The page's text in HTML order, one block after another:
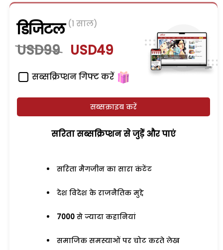
डिजिटल (1 साल)
USD99 USD49
सब्सक्रिप्शन गिफ्ट करें
सब्सक्राइब करें
सरिता सब्सक्रिप्शन से जुड़ेें और पाएं
सरिता मैगजीन का सारा कंटेंट
देश विदेश के राजनैतिक मुद्दे
7000 से ज्यादा कहानियां
समाजिक समस्याओं पर चोट करते लेख